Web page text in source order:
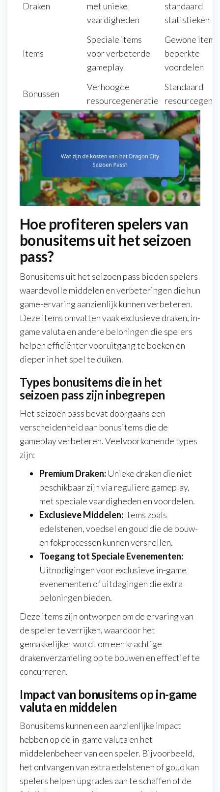
Draken
met unieke
vaardigheden
standaard
statistieken
Items
Speciale items
voor verbeterde
gameplay
Gewone
beperkte
voordelen
Bonussen
Verhoogde
resourcegeneratie
Standaard
Hoe profiteren spelers van
bonusitems uit het seizoen
pass?
Bonusitems uit het seizoen pass bieden spelers
waardevolle middelen en verbeteringen die hun
game-ervaring aanzienlijk kunnen verbeteren.
Deze items omvatten vaak exclusieve draken, in-
game valuta en andere beloningen die spelers
helpen efficiënter vooruitgang te boeken en
dieper in het spel te duiken.
Types bonusitems die in het
seizoen pass zijn inbegrepen
Het seizoen pass bevat doorgaans een
verscheidenheid aan bonusitems die de
gameplay verbeteren. Veelvoorkomende types
zijn:
Premium Draken: Unieke draken die niet
beschikbaar zijn via reguliere gameplay,
met speciale vaardigheden en voordelen.
Exclusieve Middelen: Items zoals
edelstenen, voedsel en goud die de bouw-
en fokprocessen kunnen versnellen.
Toegang tot Speciale Evenementen:
Uitnodigingen voor exclusieve in-game
evenementen of uitdagingen die extra
beloningen bieden.
Deze items zijn ontworpen om de ervaring van
de speler te verrijken, waardoor het
gemakkelijker wordt om een krachtige
drakenverzameling op te bouwen en effectief te
concurreren.
Impact van bonusitems op in-game
valuta en middelen
Bonusitems kunnen een aanzienlijke impact
hebben op de in-game valuta en het
middelenbeheer van een speler. Bijvoorbeeld,
het ontvangen van extra edelstenen of goud kan
spelers helpen upgrades aan te schaffen of de